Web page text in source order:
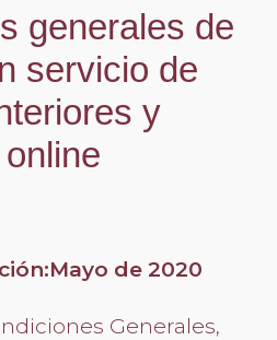
generales de
servicio de
y
de 2020
Generales,